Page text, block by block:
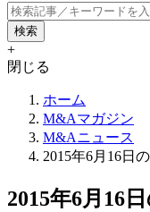
+
閉じる
ホーム
M&Aマガジン
M&Aニュース
2015年6月16日
2015年6月16